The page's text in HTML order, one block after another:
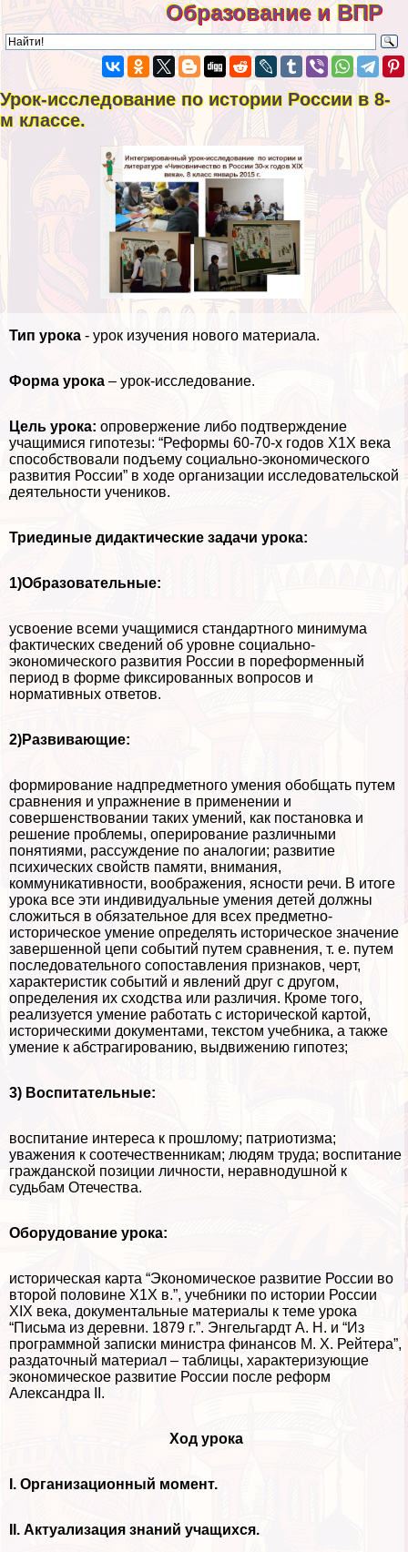
Образование и ВПР
Урок-исследование по истории России в 8-
м классе.
Тип урока - урок изучения нового материала.
Форма урока – урок-исследование.
Цель урока: опровержение либо подтверждение
учащимися гипотезы: “Реформы 60-70-х годов Х1Х века
способствовали подъему социально-экономического
развития России” в ходе организации исследовательской
деятельности учеников.
Триединые дидактические задачи урока:
1)Образовательные:
усвоение всеми учащимися стандартного минимума
фактических сведений об уровне социально-
экономического развития России в пореформенный
период в форме фиксированных вопросов и
нормативных ответов.
2)Развивающие:
формирование надпредметного умения обобщать путем
сравнения и упражнение в применении и
совершенствовании таких умений, как постановка и
решение проблемы, оперирование различными
понятиями, рассуждение по аналогии; развитие
психических свойств памяти, внимания,
коммуникативности, воображения, ясности речи. В итоге
урока все эти индивидуальные умения детей должны
сложиться в обязательное для всех предметно-
историческое умение определять историческое значение
завершенной цепи событий путем сравнения, т. е. путем
последовательного сопоставления признаков, черт,
хаpaктеристик событий и явлений друг с другом,
определения их сходства или различия. Кроме того,
реализуется умение работать с исторической картой,
историческими документами, текстом учебника, а также
умение к абстрагированию, выдвижению гипотез;
3) Воспитательные:
воспитание интереса к прошлому; патриотизма;
уважения к соотечественникам; людям труда; воспитание
гражданской позиции личности, неравнодушной к
судьбам Отечества.
Оборудование урока:
историческая карта “Экономическое развитие России во
второй половине Х1Х в.”, учебники по истории России
XIX века, документальные материалы к теме урока
“Письма из деревни. 1879 г.”. Энгельгардт А. Н. и “Из
программной записки министра финансов М. Х. Рейтера”,
раздаточный материал – таблицы, хаpaктеризующие
экономическое развитие России после реформ
Александра II.
Ход урока
I. Организационный момент.
II. Актуализация знаний учащихся.